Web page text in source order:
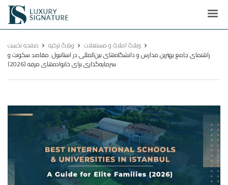
Luxury
Signature
صفحه نخست وبلاگ ترکیه
وبلاگ املاک و مستغلات
راهنمای جامع بهترین مدارس و دانشگاه‌های بین‌المللی در استانبول: مقاصد سکونت و
سرمایه‌گذاری برای خانواده‌های مرفه (2026)